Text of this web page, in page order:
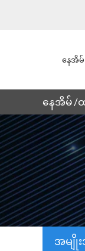
နေအိမ်
နေအိမ်
အမျိုး